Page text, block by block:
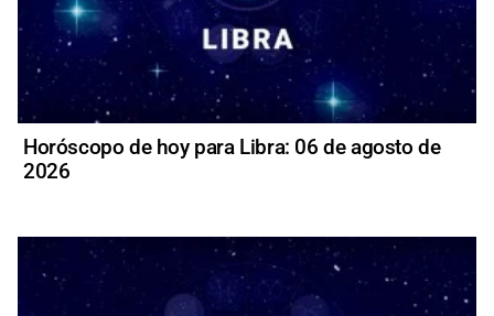
Horóscopo de hoy para Libra: 06 de agosto de
2026